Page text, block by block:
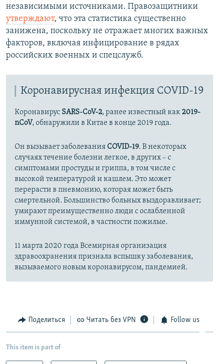
независимыми источниками. Правозащитники
утверждают, что эта статистика существенно
занижена, поскольку не отражает многих важных
факторов, включая инфицирование в рядах
российских военных и спецслужб.
Коронавирусная инфекция COVID-19
Коронавирус SARS-CoV-2, ранее известный как2019-
nCoV, обнаружили в Китае в конце 2019 года.
Он вызывает заболеванияCOVID-19. В некоторых
случаях течение болезни легкое, в других – с
симптомами простуды и гриппа, в том числе с
высокой температурой и кашлем. Это может
перерасти в пневмонию, которая может быть
смертельной. Большинство больных выздоравливает;
умирают преимущественно люди с ослабленной
иммунной системой, в частности пожилые.
11 марта 2020 года Всемирная организация
здравоохранения признала вспышку заболевания,
вызываемого новым коронавирусом, пандемией.
Поделиться Читать без VPN Follow us
This item is part of